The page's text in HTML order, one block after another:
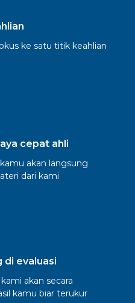
ke satu titik keahlian
cepat ahli
akan langsung
dari kami
di evaluasi
akan secara
kamu biar terukur